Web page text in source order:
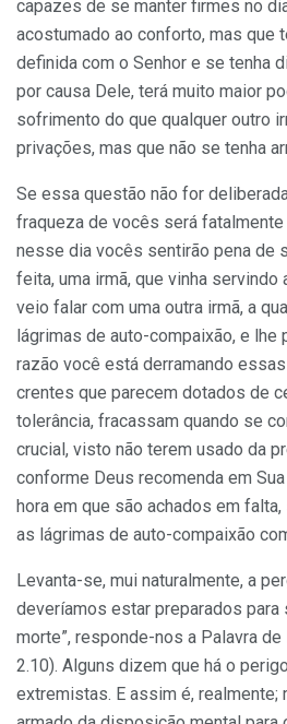
capazes de se manter firmes no
acostumado ao conforto, mas que
definida com o Senhor e se tenha
por causa Dele, terá muito maior
sofrimento do que qualquer outro
privações, mas que não se tenha
Se essa questão não for
fraqueza de vocês será
nesse dia vocês sentirão pena de
feita, uma irmã, que vinha servindo
veio falar com uma outra irmã, a
lágrimas de auto-compaixão, e lhe
razão você está derramando
crentes que parecem dotados de
tolerância, fracassam quando se
crucial, visto não terem usado da
conforme Deus recomenda em
hora em que são achados em
as lágrimas de auto-compaixão
Levanta-se, mui naturalmente, a
deveríamos estar preparados para
morte”, responde-nos a Palavra
2.10). Alguns dizem que há o
extremistas. E assim é,